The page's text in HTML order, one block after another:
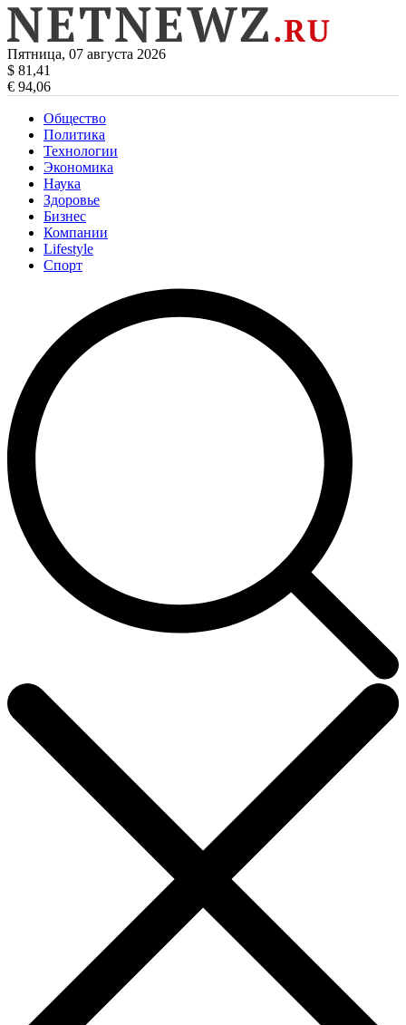
Пятница, 07 августа 2026
$ 81,41
€ 94,06
Общество
Политика
Технологии
Экономика
Наука
Здоровье
Бизнес
Компании
Lifestyle
Спорт